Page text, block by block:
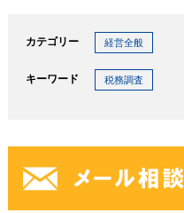
カテゴリー 経営全般
キーワード 税務調査